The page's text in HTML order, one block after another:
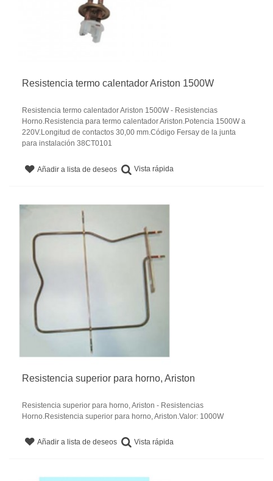
Resistencia termo calentador Ariston 1500W
Resistencia termo calentador Ariston 1500W - Resistencias
Horno.Resistencia para termo calentador Ariston.Potencia 1500W a
220V.Longitud de contactos 30,00 mm.Código Fersay de la junta
para instalación 38CT0101
Añadir a lista de deseos Vista rápida
Resistencia superior para horno, Ariston
Resistencia superior para horno, Ariston - Resistencias
Horno.Resistencia superior para horno, Ariston.Valor: 1000W
Añadir a lista de deseos Vista rápida